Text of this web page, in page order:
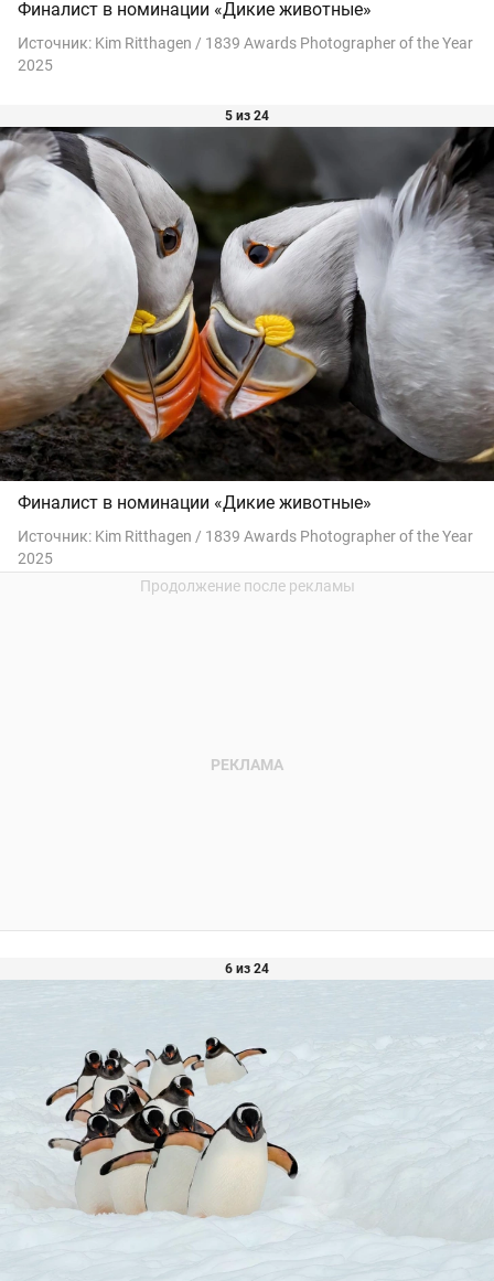
Финалист в номинации «Дикие животные»
Источник: Kim Ritthagen / 1839 Awards Photographer of the Year
2025
5 из 24
Финалист в номинации «Дикие животные»
Источник: Kim Ritthagen / 1839 Awards Photographer of the Year
2025
6 из 24